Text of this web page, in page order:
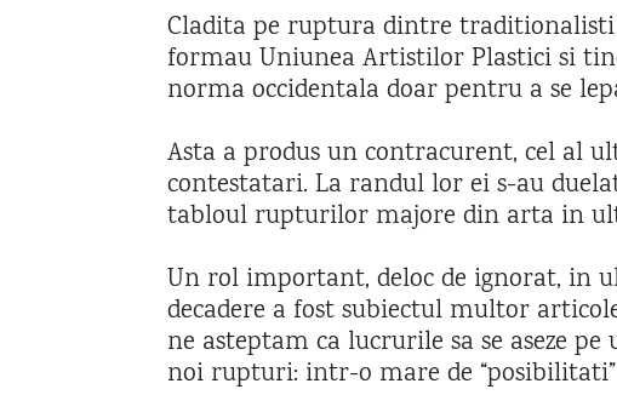
Cladita pe ruptura dintre
formau Uniunea Artistilor Plastici si
norma occidentala doar pentru a se
Asta a produs un contracurent, cel al
contestatari. La randul lor ei s-au
tabloul rupturilor majore din arta in
Un rol important, deloc de ignorat, in
decadere a fost subiectul multor
ne asteptam ca lucrurile sa se aseze
noi rupturi: intr-o mare de